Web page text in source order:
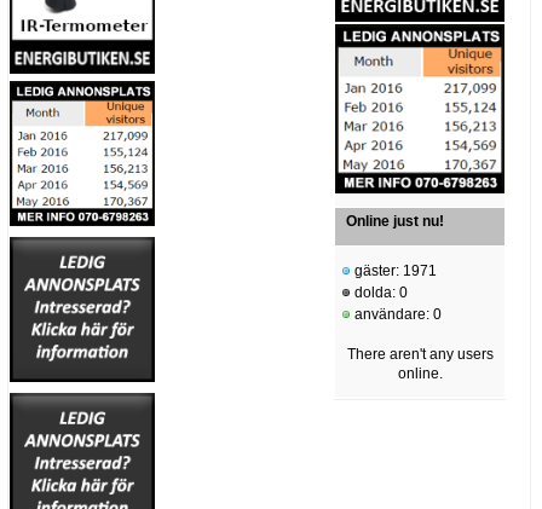
Online just nu!
gäster: 1971
dolda: 0
användare: 0
There aren't any users
online.